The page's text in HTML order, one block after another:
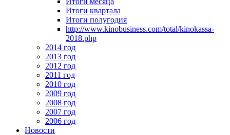
Итоги квартала
Итоги полугодия
http://www.kinobusiness.com/total/kinokassa-
2018.php
2014 год
2013 год
2012 год
2011 год
2010 год
2009 год
2008 год
2007 год
2006 год
Новости